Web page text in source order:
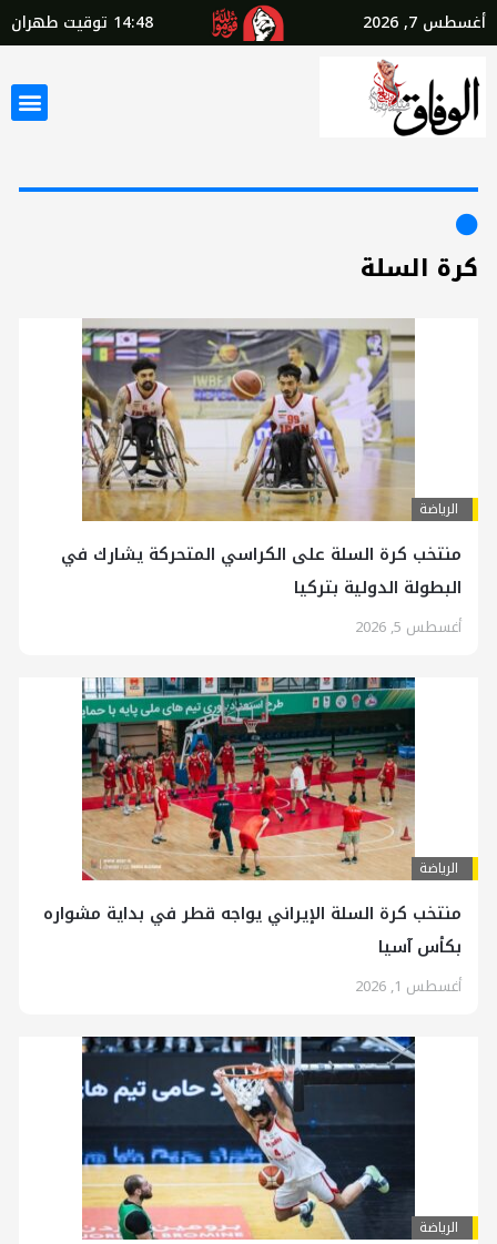
أغسطس 7, 2026 14:48 توقيت طهران
كرة السلة
الرياضة
منتخب كرة السلة على الكراسي المتحركة يشارك في
البطولة الدولية بتركيا
أغسطس 5, 2026
الرياضة
منتخب كرة السلة الإيراني يواجه قطر في بداية مشواره
بكأس آسيا
أغسطس 1, 2026
الرياضة